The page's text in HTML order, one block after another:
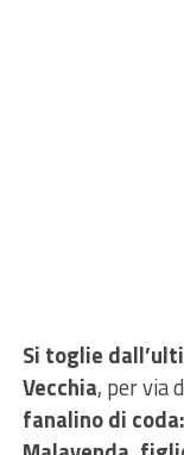
Si toglie
Vecchia, per via
fanalino di coda: